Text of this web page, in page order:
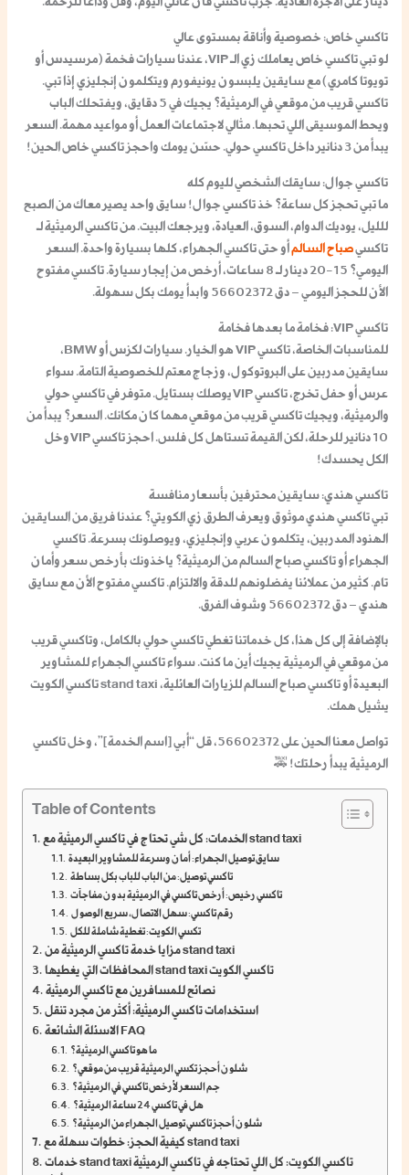
تاكسي خاص: خصوصية وأناقة بمستوى عالي
لو تبيتاكسي خاص
يعاملك زي الـ VIP، عندنا سيارات فخمة (مرسيدس أو
تويوتا كامري) مع سايقين يلبسون يونيفورم ويتكلمون إنجليزي إذا تبي.
تاكسي قريب من موقعي
في الرميثية؟ يجيك في 5 دقايق، ويفتحلك الباب
ويحط الموسيقى اللي تحبها. مثالي لاجتماعات العمل أو مواعيد مهمة. السعر
يبدأ من 3 دنانير داخل
تاكسي حولي. حسّن يومك واحجزتاكسي خاصالحين!
تاكسي جوال: سايقك الشخصي لليوم كله
ما تبي تحجز كل ساعة؟ خذتاكسي جوال! سايق واحد يصير معاك من الصبح
للليل، يوديك الدوام، السوق، العيادة، ويرجعك البيت. منتاكسي الرميثيةلـ
تاكسيصباح السالمأو حتىتاكسي الجهراء، كلها بسيارة واحدة. السعر
اليومي؟ 15-20 دينار لـ 8 ساعات، أرخص من إيجار سيارة.
تاكسي مفتوح
الأنللحجز اليومي – دق 56602372 وابدأ يومك بكل سهولة.
تاكسي VIP: فخامة ما بعدها فخامة
للمناسبات الخاصة،تاكسي VIP
هو الخيار. سيارات لكزس أو BMW،
سايقين مدربين على البروتوكول، وزجاج معتم للخصوصية التامة. سواء
عرس أو حفل تخرج،تاكسي VIP يوصلك بستايل. متوفر فيتاكسي حولي
والرميثية، ويجيكتاكسي قريب من موقعيمهما كان مكانك. السعر؟ يبدأ من
10 دنانير للرحلة، لكن القيمة تستاهل كل فلس. احجز
تاكسي VIP
وخل
الكل يحسدك!
تاكسي هندي: سايقين محترفين بأسعار منافسة
تبيتاكسي هنديموثوق ويعرف الطرق زي الكويتي؟ عندنا فريق من السايقين
الهنود المدربين، يتكلمون عربي وإنجليزي، ويوصلونك بسرعة.تاكسي
الجهراءأوتاكسي صباح السالممن الرميثية؟ ياخذونك بأرخص سعر وأمان
تام. كثير من عملائنا يفضلونهم للدقة والالتزام.تاكسي مفتوح الأنمع سايق
هندي – دق 56602372 وشوف الفرق.
بالإضافة إلى كل هذا، كل خدماتنا تغطيتاكسي حولي بالكامل، وتاكسي قريب
من موقعيفي الرميثية يجيك أين ما كنت. سواءتاكسي الجهراءللمشاوير
البعيدة أوتاكسي صباح السالمللزيارات العائلية، stand taxi تاكسي الكويت
يشيل همك.
تواصل معنا الحين على 56602372، قل “أبي [اسم الخدمة]”، وخل تاكسي
الرميثية يبدأ رحلتك! 🚕
Table of Contents
الخدمات: كل شي تحتاج في تاكسي الرميثية مع stand taxi
سايق توصيل الجهراء: أمان وسرعة للمشاوير البعيدة
تاكسي توصيل: من الباب للباب بكل بساطة
تاكسي رخيص: أرخص تاكسي في الرميثية بدون مفاجآت
رقم تاكسي: سهل الاتصال، سريع الوصول
تكسي الكويت: تغطية شاملة للكل
مزايا خدمة تاكسي الرميثية من stand taxi
المحافظات التي يغطيها stand taxi تاكسي الكويت
نصائح للمسافرين مع تاكسي الرميثية
استخدامات تاكسي الرميثية: أكثر من مجرد تنقل
الاسئلة الشائعة FAQ
ما هو تاكسي الرميثية؟
شلون أحجز تكسي الرميثية قريب من موقعي؟
جم السعر لأرخص تاكسي في الرميثية؟
هل في تاكسي 24 ساعة الرميثية؟
شلون أحجز تاكسي توصيل الجهراء من الرميثية؟
كيفية الحجز: خطوات سهلة مع stand taxi
خدمات stand taxi تاكسي الكويت: كل اللي تحتاجه في تاكسي الرميثية